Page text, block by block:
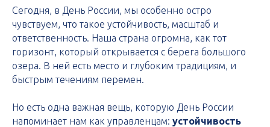
Сегодня, в День России, мы особенно остро
чувствуем, что такое устойчивость, масштаб и
ответственность. Наша страна огромна, как тот
горизонт, который открывается с берега большого
озера. В ней есть место и глубоким традициям, и
быстрым течениям перемен.
Но есть одна важная вещь, которую День России
напоминает нам как управленцам: устойчивость